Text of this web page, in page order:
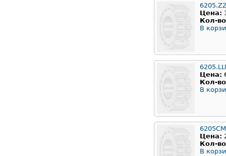
Цена:
Кол-
В
Цена:
Кол-
В
6205CM
Цена:
Кол-
В